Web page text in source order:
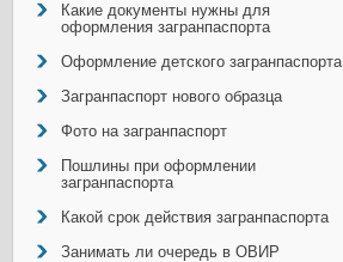
Какие документы нужны для
оформления загранпаспорта
Оформление детского загранпаспорта
Загранпаспорт нового образца
Фото на загранпаспорт
Пошлины при оформлении
загранпаспорта
Какой срок действия загранпаспорта
Занимать ли очередь в ОВИР